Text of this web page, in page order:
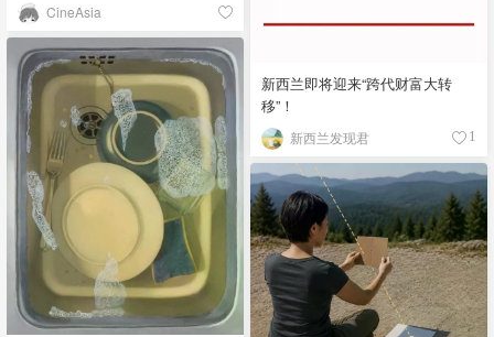
CineAsia
新西兰即将迎来“跨代财富大转
移”！
新西兰发现君 1